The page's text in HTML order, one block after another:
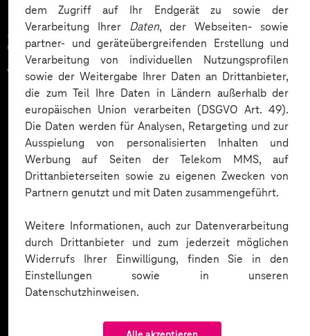
dem Zugriff auf Ihr Endgerät zu sowie der
Verarbeitung Ihrer Daten, der Webseiten- sowie
partner- und geräteübergreifenden Erstellung und
Verarbeitung von individuellen Nutzungsprofilen
sowie der Weitergabe Ihrer Daten an Drittanbieter,
die zum Teil Ihre Daten in Ländern außerhalb der
europäischen Union verarbeiten (DSGVO Art. 49).
Die Daten werden für Analysen, Retargeting und zur
Ausspielung von personalisierten Inhalten und
Werbung auf Seiten der Telekom MMS, auf
Drittanbieterseiten sowie zu eigenen Zwecken von
Partnern genutzt und mit Daten zusammengeführt.
Weitere Informationen, auch zur Datenverarbeitung
durch Drittanbieter und zum jederzeit möglichen
Widerrufs Ihrer Einwilligung, finden Sie in den
Einstellungen sowie in unseren
Datenschutzhinweisen.
Zahlreiche Unternehmen
vertrauen auf unsere
Expertise. Hier eine Auswahl: